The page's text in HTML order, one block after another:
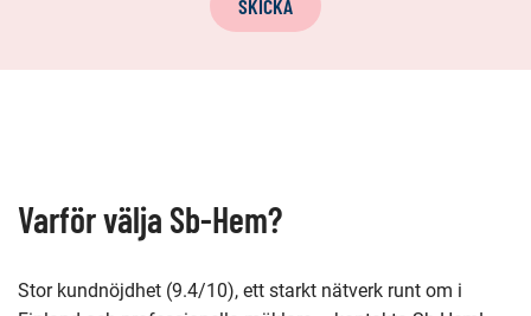
SKICKA
Varför välja Sb-Hem?
Stor kundnöjdhet (9.4/10), ett starkt nätverk runt om i